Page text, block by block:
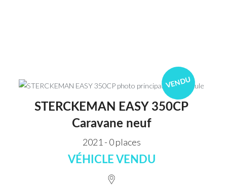
VENDU
STERCKEMAN EASY 350CP
Caravane neuf
2021 - 0 places
VÉHICLE VENDU